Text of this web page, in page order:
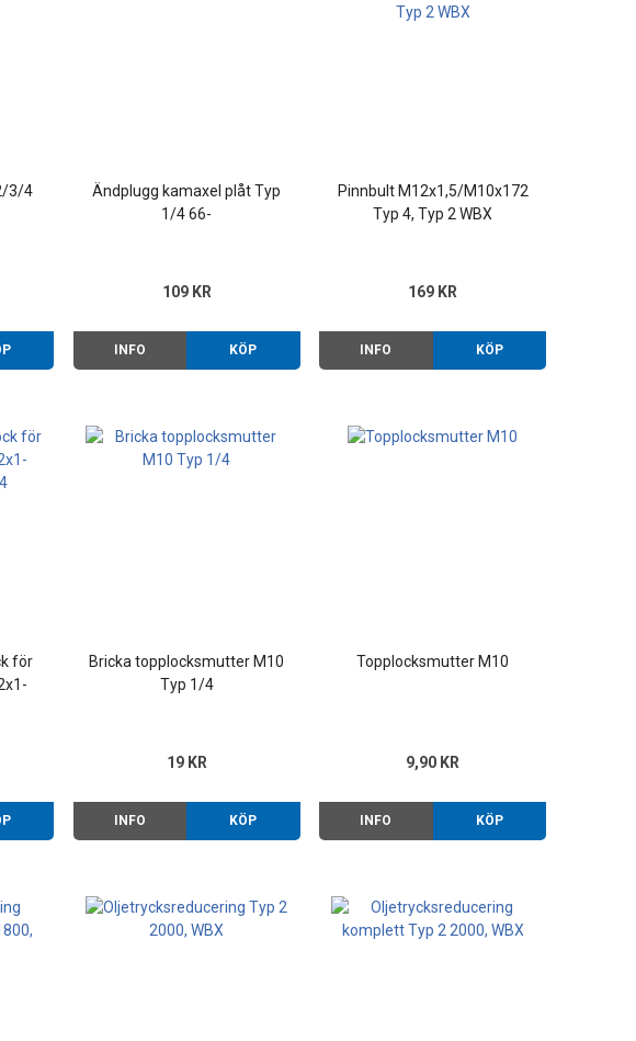
3/4
Ändplugg kamaxel plåt Typ
1/4 66-
109 KR
INFO KÖP
Pinnbult M12x1,5/M10x172
Typ 4, Typ 2 WBX
169 KR
INFO KÖP
för
Bricka topplocksmutter M10
Typ 1/4
19 KR
INFO KÖP
Topplocksmutter M10
9,90 KR
INFO KÖP